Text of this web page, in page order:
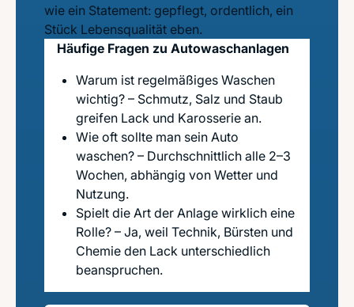
wie ein Statement: gepflegt, ordentlich, ein
Stück Lebensqualität eben.
Häufige Fragen zu Autowaschanlagen
Warum ist regelmäßiges Waschen
wichtig? – Schmutz, Salz und Staub
greifen Lack und Karosserie an.
Wie oft sollte man sein Auto
waschen? – Durchschnittlich alle 2–3
Wochen, abhängig von Wetter und
Nutzung.
Spielt die Art der Anlage wirklich eine
Rolle? – Ja, weil Technik, Bürsten und
Chemie den Lack unterschiedlich
beanspruchen.